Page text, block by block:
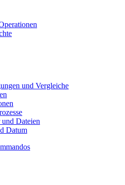
und Vergleiche
Dateien
Datum